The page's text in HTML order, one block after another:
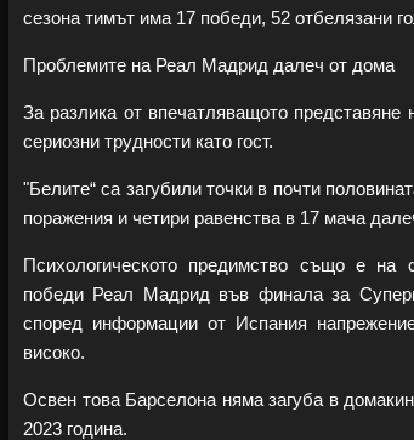
сезона тимът има 17 победи, 52 отбелязани
Проблемите на Реал Мадрид далеч от дома
За разлика от впечатляващото
сериозни трудности като гост.
"Белите“ са загубили точки в почти
поражения и четири равенства в 17 мача
Психологическото предимство също е на
победи Реал Мадрид във финала за
според информации от Испания
високо.
Освен това Барселона няма загуба в
2023 година.